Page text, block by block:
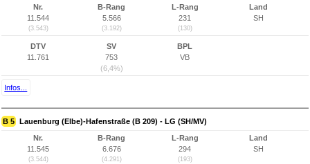
Nr.
11.544
(3.543)
B-Rang
5.566
(3.192)
L-Rang
231
(130)
Land
SH
DTV
11.761
SV
753
(6,4%)
BPL
VB
Infos...
B 5 Lauenburg (Elbe)-Hafenstraße (B 209) - LG (SH/MV)
Nr.
11.545
(3.544)
B-Rang
6.676
(4.291)
L-Rang
294
(193)
Land
SH